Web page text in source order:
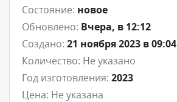
Состояние: новое
Обновлено: Вчера, в 12:12
Создано: 21 ноября 2023 в 09:04
Количество: Не указано
Год изготовления: 2023
Цена: Не указана